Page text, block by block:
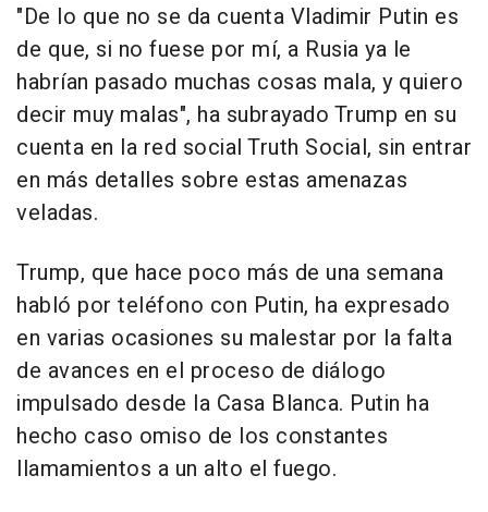
"De lo que no se da cuenta Vladimir Putin es
de que, si no fuese por mí, a Rusia ya le
habrían pasado muchas cosas mala, y quiero
decir muy malas", ha subrayado Trump en su
cuenta en la red social Truth Social, sin entrar
en más detalles sobre estas amenazas
veladas.
Trump, que hace poco más de una semana
habló por teléfono con Putin, ha expresado
en varias ocasiones su malestar por la falta
de avances en el proceso de diálogo
impulsado desde la Casa Blanca. Putin ha
hecho caso omiso de los constantes
llamamientos a un alto el fuego.